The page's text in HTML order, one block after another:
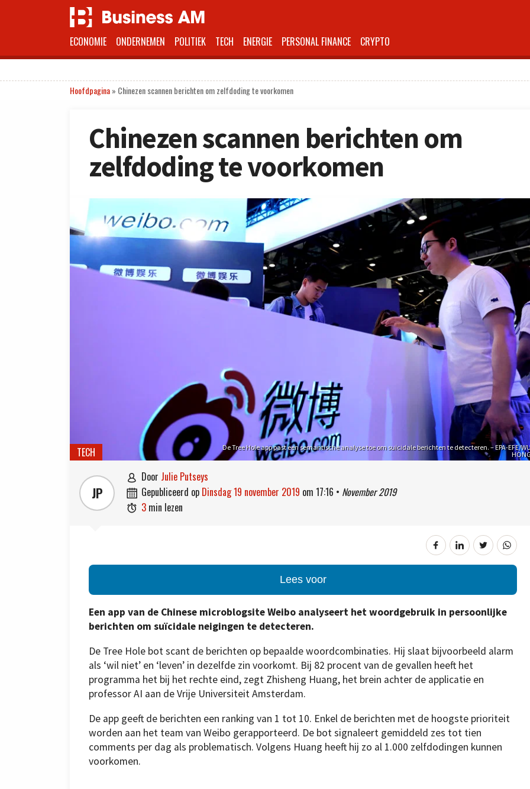
ECONOMIE ONDERNEMEN POLITIEK TECH ENERGIE PERSONAL FINANCE CRYPTO
Hoofdpagina» Chinezen scannen berichten om zelfdoding te voorkomen
Chinezen scannen berichten om
zelfdoding te voorkomen
De Tree Hole app past een semantische analyse toe om suïcidale berichten te detecteren. – EPA-EFE/
TECH
JP
 door Julie Putseys
 gepubliceerd op dinsdag 19 november 2019 om 17:16 • November 2019
 3 min lezen
Lees voor
Een app van de Chinese microblogsite Weibo analyseert het woordgebruik in persoonlijke
berichten om suïcidale neigingen te detecteren.
De Tree Hole bot scant de berichten op bepaalde woordcombinaties. Hij slaat bijvoorbeeld alarm
als ‘wil niet’ en ‘leven’ in dezelfde zin voorkomt. Bij 82 procent van de gevallen heeft het
programma het bij het rechte eind, zegt Zhisheng Huang, het brein achter de applicatie en
professor AI aan de Vrije Universiteit Amsterdam.
De app geeft de berichten een ranking van 1 tot 10. Enkel de berichten met de hoogste prioriteit
worden aan het team van Weibo gerapporteerd. De bot signaleert gemiddeld zes tot tien
comments per dag als problematisch. Volgens Huang heeft hij zo al 1.000 zelfdodingen kunnen
voorkomen.